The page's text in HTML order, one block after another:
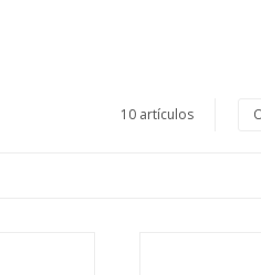
10 artículos